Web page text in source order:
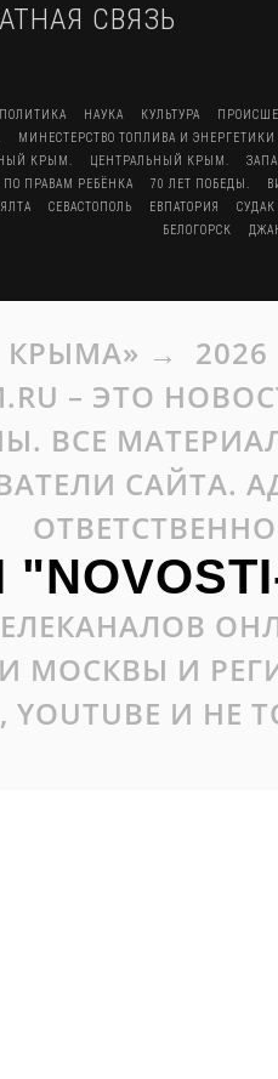
СВЯЗЬ
ПОЛИТИКА НАУКА КУЛЬТУРА
МИНЕСТЕРСТВО ТОПЛИВА И
КРЫМ. ЦЕНТРАЛЬНЫЙ КРЫМ.
ПРАВАМ РЕБЁНКА 70 ЛЕТ ПОБЕДЫ.
ЯЛТА СЕВАСТОПОЛЬ ЕВПАТОРИЯ
СУДАК
БЕЛОГОРСК
→ 2026
– ЭТО
ВСЕ
САЙТА.
МОСКВЫ И
YOUTUBE И